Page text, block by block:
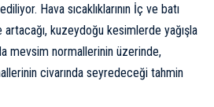
Hava sıcaklıklarının İç ve batı
kuzeydoğu kesimlerde yağışla
mevsim normallerinin üzerinde,
civarında seyredeceği tahmin